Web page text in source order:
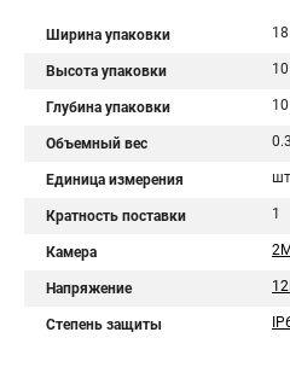
Ширина упаковки
Высота упаковки
Глубина упаковки
Объемный вес
Единица измерения
Кратность поставки 1
Камера
Напряжение
Степень защиты